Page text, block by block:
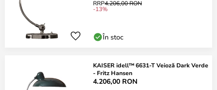
RRP4.206,00 RON
-13%
În stoc
KAISER idell™ 6631-T Veioză Dark Verde
- Fritz Hansen
4.206,00 RON